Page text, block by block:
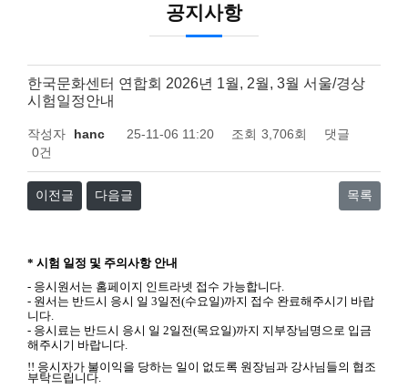
공지사항
한국문화센터 연합회 2026년 1월, 2월, 3월 서울/경상
시험일정안내
작성자 hanc 25-11-06 11:20 조회 3,706회
댓글
0건
이전글 다음글 목록
* 시험 일정 및 주의사항 안내
- 응시원서는 홈페이지 인트라넷 접수 가능합니다
- 원서는 반드시 응시 일 3일전(수요일)까지 접수 완료해주시기 바랍
니다
- 응시료는 반드시 응시 일 2일전(목요일)까지 지부장님명으로 입금
해주시기 바랍니다
!! 응시자가 불이익을 당하는 일이 없도록 원장님과 강사님들의 협조
부탁드립니다